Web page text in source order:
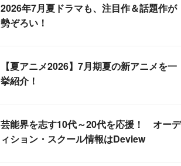
2026年7月夏ドラマも、注目作＆話題作が
勢ぞろい！
【夏アニメ2026】7月期夏の新アニメを一
挙紹介！
芸能界を志す10代～20代を応援！ オーデ
ィション・スクール情報はDeview